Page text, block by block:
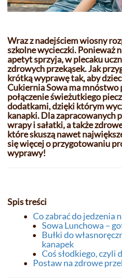
Wraz z nadejściem wiosny
szkolne wycieczki. Ponieważ
apetyt sprzyja, w plecaku
zdrowych przekąsek. Jak
krótką wyprawę tak, aby
Cukiernia Sowa ma mnóstwo
połączenie świeżutkiego
dodatkami, dzięki którym
kanapki. Dla zapracowanych
wrapy i sałatki, a także
które skuszą nawet
się więcej o przygotowaniu
wyprawy!
Spis treści
Co zabrać do jedzenia
Sowa Lunchowa –
Bułki do
kanapek
Coś słodkiego, czyli
Postaw na zdrowe